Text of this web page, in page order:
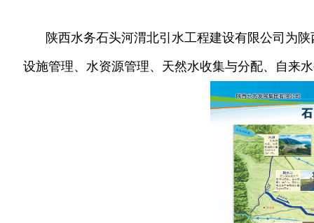
陕西水务石头河渭北引水工程建设有限公司为
设施管理、水资源管理、天然水收集与分配、自来